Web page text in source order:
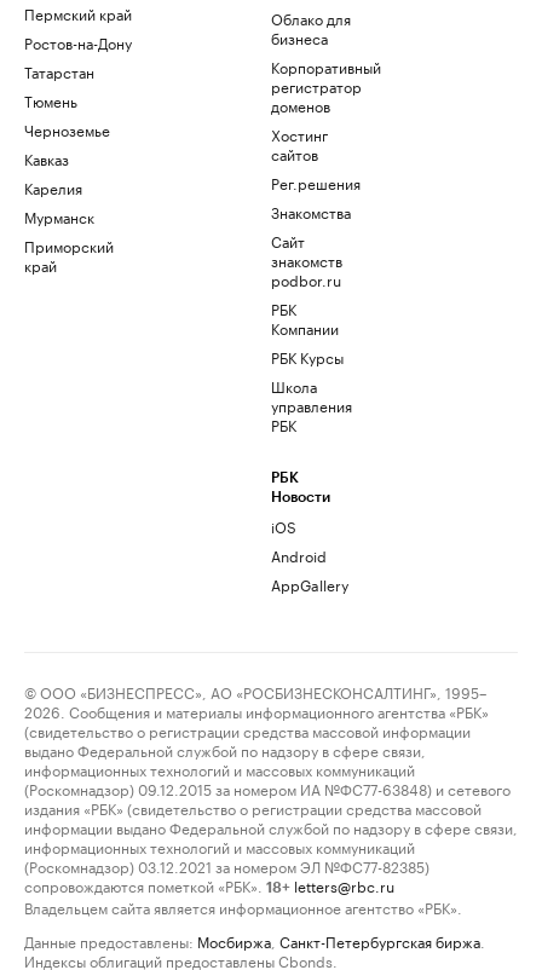
Пермский край
Ростов-на-Дону
Татарстан
Тюмень
Черноземье
Кавказ
Карелия
Мурманск
Приморский
край
Облако для
бизнеса
Корпоративный
регистратор
доменов
Хостинг
сайтов
Рег.решения
Знакомства
Сайт
знакомств
podbor.ru
РБК
Компании
РБК Курсы
Школа
управления
РБК
РБК
Новости
iOS
Android
AppGallery
© ООО «БИЗНЕСПРЕСС», АО «РОСБИЗНЕСКОНСАЛТИНГ», 1995–
2026. Сообщения и материалы информационного агентства «РБК»
(свидетельство о регистрации средства массовой информации
выдано Федеральной службой по надзору в сфере связи,
информационных технологий и массовых коммуникаций
(Роскомнадзор) 09.12.2015 за номером ИА №ФС77-63848) и сетевого
издания «РБК» (свидетельство о регистрации средства массовой
информации выдано Федеральной службой по надзору в сфере связи,
информационных технологий и массовых коммуникаций
(Роскомнадзор) 03.12.2021 за номером ЭЛ №ФС77-82385)
сопровождаются пометкой «РБК».
18+ letters@rbc.ru
Владельцем сайта является информационное агентство «РБК».
Данные предоставлены: Мосбиржа Санкт-Петербургская биржа
Индексы облигаций предоставлены Cbonds.